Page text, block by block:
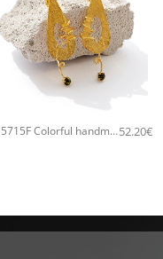
5715F Colorful handmade small χειροποίητα σκουλαρίκια Catherine bijoux Πράσινο52.20€